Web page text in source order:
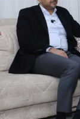
SAĞLIK
EĞİTİM
BÖLGE
KEŞFET